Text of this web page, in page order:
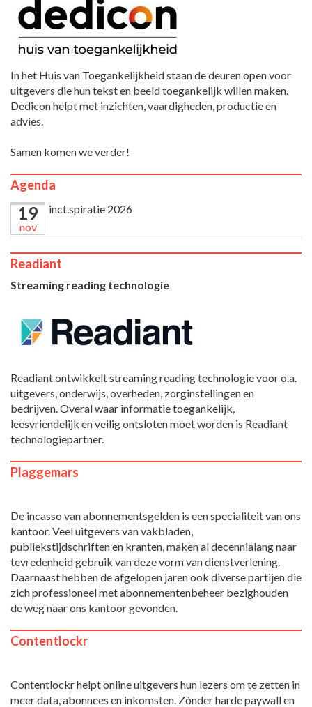
In het Huis van Toegankelijkheid staan de deuren open voor
uitgevers die hun tekst en beeld toegankelijk willen maken.
Dedicon helpt met inzichten, vaardigheden, productie en
advies.
Samen komen we verder!
Agenda
19
nov
inct.spiratie 2026
Readiant
Streaming reading technologie
Readiant ontwikkelt streaming reading technologie voor o.a.
uitgevers, onderwijs, overheden, zorginstellingen en
bedrijven. Overal waar informatie toegankelijk,
leesvriendelijk en veilig ontsloten moet worden is Readiant
technologiepartner.
Plaggemars
De incasso van abonnementsgelden is een specialiteit van ons
kantoor. Veel uitgevers van vakbladen,
publiekstijdschriften en kranten, maken al decennialang naar
tevredenheid gebruik van deze vorm van dienstverlening.
Daarnaast hebben de afgelopen jaren ook diverse partijen die
zich professioneel met abonnementenbeheer bezighouden
de weg naar ons kantoor gevonden.
Contentlockr
Contentlockr helpt online uitgevers hun lezers om te zetten in
meer data, abonnees en inkomsten. Zónder harde paywall en